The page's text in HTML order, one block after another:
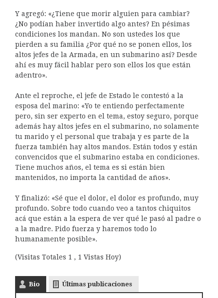
Y agregó: «¿Tiene que morir alguien para cambiar?
¿No podían haber invertido algo antes? En pésimas
condiciones los mandan. No son ustedes los que
pierden a su familia ¿Por qué no se ponen ellos, los
altos jefes de la Armada, en un submarino así? Desde
ahí es muy fácil hablar pero son ellos los que están
adentro».
Ante el reproche, el jefe de Estado le contestó a la
esposa del marino: «Yo te entiendo perfectamente
pero, sin ser experto en el tema, estoy seguro, porque
además hay altos jefes en el submarino, no solamente
tu marido y el personal que trabaja y es parte de la
fuerza también hay altos mandos. Están todos y están
convencidos que el submarino estaba en condiciones.
Tiene muchos años, el tema es si están bien
mantenidos, no importa la cantidad de años».
Y finalizó: «Sé que el dolor, el dolor es profundo, muy
profundo. Sobre todo cuando veo a tantos chiquitos
acá que están a la espera de ver qué le pasó al padre o
a la madre. Pido fuerza y haremos todo lo
humanamente posible».
(Visitas Totales 1 , 1 Vistas Hoy)
Bio Últimas publicaciones